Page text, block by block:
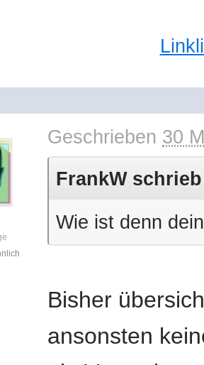
Geschrieben 30
FrankW
Wie ist denn
Bisher
ansonsten